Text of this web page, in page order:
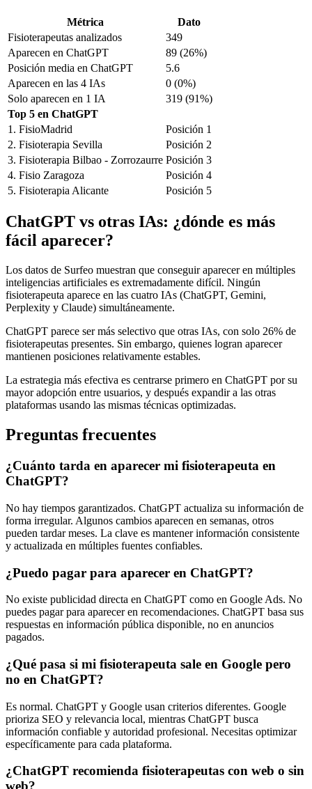
Métrica
Dato
Fisioterapeutas analizados
349
Aparecen en ChatGPT
89 (26%)
Posición media en ChatGPT
5.6
Aparecen en las 4 IAs
0 (0%)
Solo aparecen en 1 IA
319 (91%)
Top 5 en ChatGPT
1. FisioMadrid
Posición 1
2. Fisioterapia Sevilla
Posición 2
3. Fisioterapia Bilbao - Zorrozaurre Posición 3
4. Fisio Zaragoza
Posición 4
5. Fisioterapia Alicante
Posición 5
ChatGPT vs otras IAs: ¿dónde es más
fácil aparecer?
Los datos de Surfeo muestran que conseguir aparecer en múltiples
inteligencias artificiales es extremadamente difícil. Ningún
fisioterapeuta aparece en las cuatro IAs (ChatGPT, Gemini,
Perplexity y Claude) simultáneamente.
ChatGPT parece ser más selectivo que otras IAs, con solo 26% de
fisioterapeutas presentes. Sin embargo, quienes logran aparecer
mantienen posiciones relativamente estables.
La estrategia más efectiva es centrarse primero en ChatGPT por su
mayor adopción entre usuarios, y después expandir a las otras
plataformas usando las mismas técnicas optimizadas.
Preguntas frecuentes
¿Cuánto tarda en aparecer mi fisioterapeuta en
ChatGPT?
No hay tiempos garantizados. ChatGPT actualiza su información de
forma irregular. Algunos cambios aparecen en semanas, otros
pueden tardar meses. La clave es mantener información consistente
y actualizada en múltiples fuentes confiables.
¿Puedo pagar para aparecer en ChatGPT?
No existe publicidad directa en ChatGPT como en Google Ads. No
puedes pagar para aparecer en recomendaciones. ChatGPT basa sus
respuestas en información pública disponible, no en anuncios
pagados.
¿Qué pasa si mi fisioterapeuta sale en Google pero
no en ChatGPT?
Es normal. ChatGPT y Google usan criterios diferentes. Google
prioriza SEO y relevancia local, mientras ChatGPT busca
información confiable y autoridad profesional. Necesitas optimizar
específicamente para cada plataforma.
¿ChatGPT recomienda fisioterapeutas con web o sin